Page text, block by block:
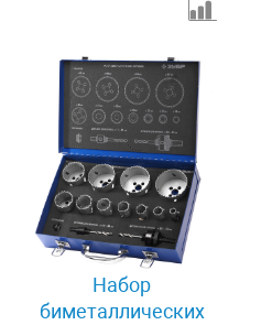
Набор
биметаллических